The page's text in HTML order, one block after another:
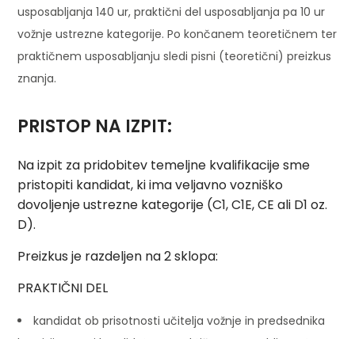
usposabljanja 140 ur, praktični del usposabljanja pa 10 ur
vožnje ustrezne kategorije. Po končanem teoretičnem ter
praktičnem usposabljanju sledi pisni (teoretični) preizkus
znanja.
PRISTOP NA IZPIT:
Na izpit za pridobitev temeljne kvalifikacije sme
pristopiti kandidat, ki ima veljavno vozniško
dovoljenje ustrezne kategorije (C1, C1E, CE ali D1 oz.
D).
Preizkus je razdeljen na 2 sklopa:
PRAKTIČNI DEL
kandidat ob prisotnosti učitelja vožnje in predsednika